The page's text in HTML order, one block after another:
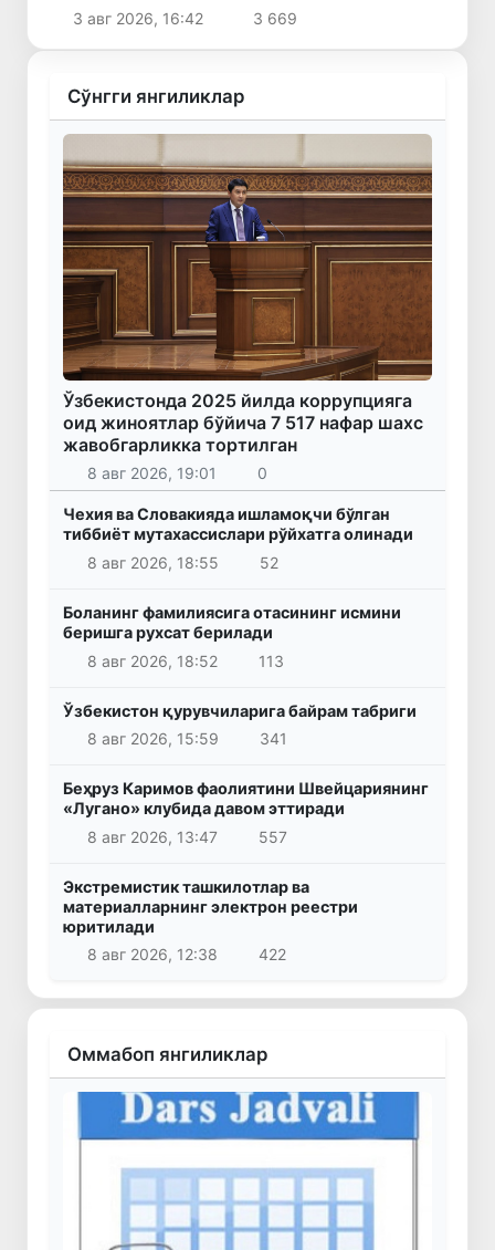
3 авг 2026, 16:42 3 669
Сўнгги янгиликлар
Ўзбекистонда 2025 йилда коррупцияга
оид жиноятлар бўйича 7 517 нафар шахс
жавобгарликка тортилган
8 авг 2026, 19:01 0
Чехия ва Словакияда ишламоқчи бўлган
тиббиёт мутахассислари рўйхатга олинади
8 авг 2026, 18:55
52
Боланинг фамилиясига отасининг исмини
беришга рухсат берилади
8 авг 2026, 18:52
113
Ўзбекистон қурувчиларига байрам табриги
8 авг 2026, 15:59
341
Беҳруз Каримов фаолиятини Швейцариянинг
«Лугано» клубида давом эттиради
8 авг 2026, 13:47
557
Экстремистик ташкилотлар ва
материалларнинг электрон реестри
юритилади
8 авг 2026, 12:38
422
Оммабоп янгиликлар